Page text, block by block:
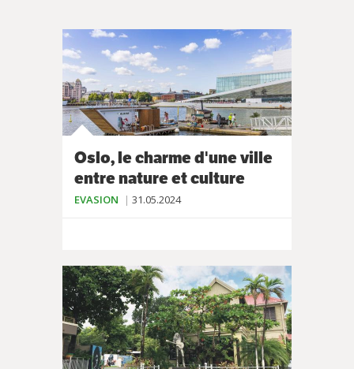
Oslo, le charme d'une ville
entre nature et culture
EVASION 31.05.2024